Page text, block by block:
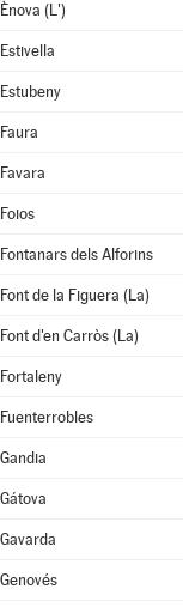
Ènova (L')
Estivella
Estubeny
Faura
Favara
Foios
Fontanars dels Alforins
Font de la Figuera (La)
Font d'en Carròs (La)
Fortaleny
Fuenterrobles
Gandia
Gátova
Gavarda
Genovés